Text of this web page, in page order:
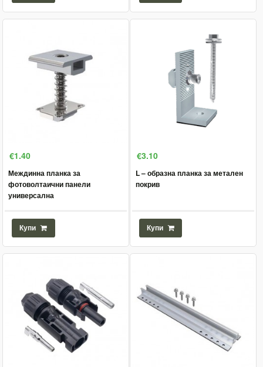
€1.40
Междинна планка за
фотоволтаични панели
универсална
Купи
€3.10
L – образна планка за метален
покрив
Купи